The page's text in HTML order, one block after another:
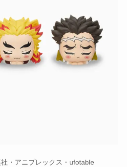
・アニプレックス・ufotable